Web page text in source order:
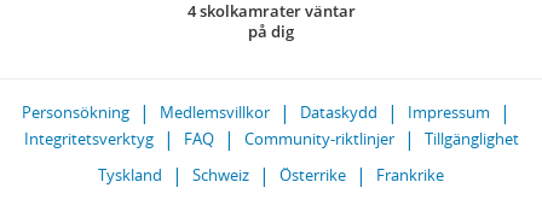
4 skolkamrater väntar
på dig
Personsökning Medlemsvillkor Dataskydd
Impressum
Integritetsverktyg
FAQ Community-riktlinjer
Tillgänglighet
Tyskland
Schweiz Österrike Frankrike